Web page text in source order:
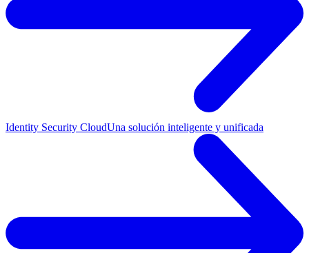
Identity Security CloudUna solución inteligente y unificada